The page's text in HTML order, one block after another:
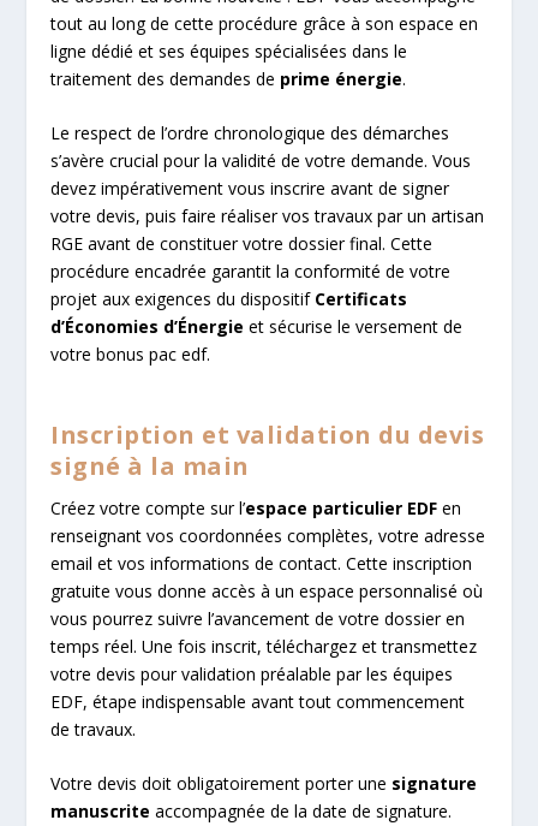
tout au long de cette procédure grâce à son espace en
ligne dédié et ses équipes spécialisées dans le
traitement des demandes de prime énergie.
Le respect de l’ordre chronologique des démarches
s’avère crucial pour la validité de votre demande. Vous
devez impérativement vous inscrire avant de signer
votre devis, puis faire réaliser vos travaux par un artisan
RGE avant de constituer votre dossier final. Cette
procédure encadrée garantit la conformité de votre
projet aux exigences du dispositif Certificats
d’Économies d’Énergie et sécurise le versement de
votre bonus pac edf.
Inscription et validation du devis
signé à la main
Créez votre compte sur l’espace particulier EDF en
renseignant vos coordonnées complètes, votre adresse
email et vos informations de contact. Cette inscription
gratuite vous donne accès à un espace personnalisé où
vous pourrez suivre l’avancement de votre dossier en
temps réel. Une fois inscrit, téléchargez et transmettez
votre devis pour validation préalable par les équipes
EDF, étape indispensable avant tout commencement
de travaux.
Votre devis doit obligatoirement porter une signature
manuscrite accompagnée de la date de signature.